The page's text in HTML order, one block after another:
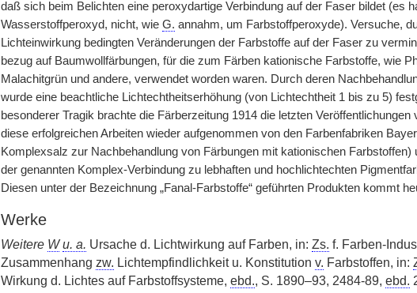
daß sich beim Belichten eine peroxydartige Verbindung auf der Faser bildet (es
Wasserstoffperoxyd, nicht, wie G. annahm, um Farbstoffperoxyde). Versuche,
Lichteinwirkung bedingten Veränderungen der Farbstoffe auf der Faser zu
bezug auf Baumwollfärbungen, für die zum Färben kationische Farbstoffe, wie
Malachitgrün und andere, verwendet worden waren. Durch deren
wurde eine beachtliche Lichtechtheitserhöhung (von Lichtechtheit 1 bis zu 5)
besonderer Tragik brachte die Färberzeitung 1914 die letzten Veröffentlichungen
diese erfolgreichen Arbeiten wieder aufgenommen von den Farbenfabriken
Komplexsalz zur Nachbehandlung von Färbungen mit kationischen
der genannten Komplex-Verbindung zu lebhaften und hochlichtechten
Diesen unter der Bezeichnung „Fanal-Farbstoffe“ geführten Produkten kommt
Werke
Weitere W u. a. Ursache d. Lichtwirkung auf Farben, in: Zs. f. Farben-
Zusammenhang zw. Lichtempfindlichkeit u. Konstitution v. Farbstoffen, in:
Wirkung d. Lichtes auf Farbstoffsysteme, ebd., S. 1890–93, 2484-89, ebd.